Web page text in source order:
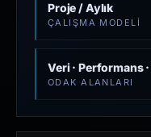
Proje / Aylık
ÇALIŞMA MODELI
Veri · Performans
ODAK ALANLARI